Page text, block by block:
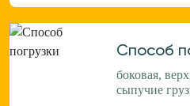
Способ
боковая,
сыпучие